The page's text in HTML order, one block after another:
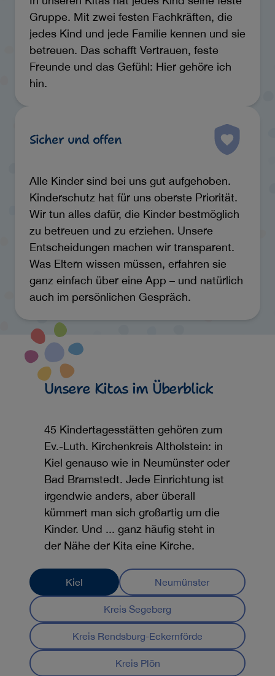
Gruppe. Mit zwei festen Fachkräften, die
jedes Kind und jede Familie kennen und sie
betreuen. Das schafft Vertrauen, feste
Freunde und das Gefühl: Hier gehöre ich
hin.
Sicher und offen
Alle Kinder sind bei uns gut aufgehoben.
Kinderschutz hat für uns oberste Priorität.
Wir tun alles dafür, die Kinder bestmöglich
zu betreuen und zu erziehen. Unsere
Entscheidungen machen wir transparent.
Was Eltern wissen müssen, erfahren sie
ganz einfach über eine App – und natürlich
auch im persönlichen Gespräch.
Unsere Kitas im Überblick
45 Kindertagesstätten gehören zum
Ev.-Luth. Kirchenkreis Altholstein: in
Kiel genauso wie in Neumünster oder
Bad Bramstedt. Jede Einrichtung ist
irgendwie anders, aber überall
kümmert man sich großartig um die
Kinder. Und ... ganz häufig steht in
der Nähe der Kita eine Kirche.
Kiel Neumünster
Kreis Segeberg
Kreis Rendsburg-Eckernförde
Kreis Plön